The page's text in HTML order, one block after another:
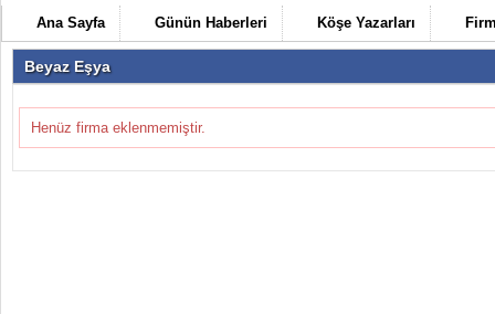
Ana Sayfa Günün Haberleri Köşe Yazarları
Beyaz Eşya
Henüz firma eklenmemiştir.